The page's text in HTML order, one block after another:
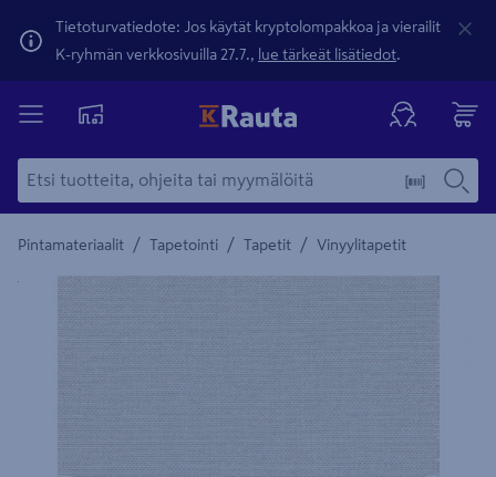
Tietoturvatiedote: Jos käytät kryptolompakkoa ja vierailit
K-ryhmän verkkosivuilla 27.7., lue tärkeät lisätiedot.
Pintamateriaalit / Tapetointi / Tapetit / Vinyylitapetit
Yksityiskohtainen kuvaus löytyy Tuotteen kuvaus -